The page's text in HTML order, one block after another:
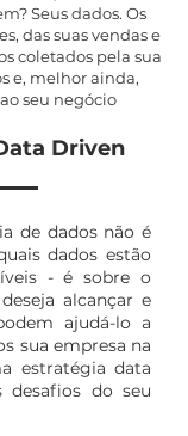
de dados não é
dados estão
- é sobre o
alcançar e
ajudá-lo a
sua empresa na
estratégia data
desafios do seu
Seus dados. Os
das suas vendas e
coletados pela sua
e, melhor ainda,
seu negócio
Driven